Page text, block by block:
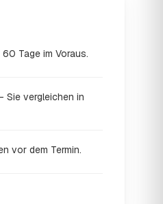
Tage im Voraus.
Sie vergleichen in
vor dem Termin.